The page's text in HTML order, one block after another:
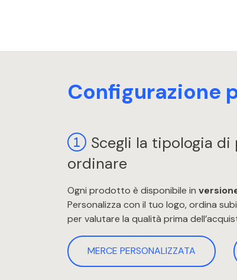
Configurazione
Scegli la tipologia
ordinare
Ogni prodotto è disponibile in
Personalizza con il tuo logo, ordina
per valutare la qualità prima
MERCE PERSONALIZZATA